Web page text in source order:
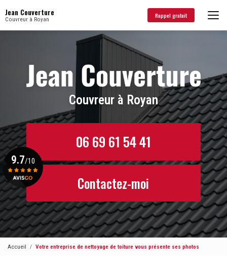
au
contenu
Jean Couverture
Couvreur à Royan Rappel gratuit
Couvreur à Royan
06 69 61 54 41
Contactez-moi
9.7/10
Voir le certificat
Accueil Votre entreprise de nettoyage de toiture vous présente ses photos